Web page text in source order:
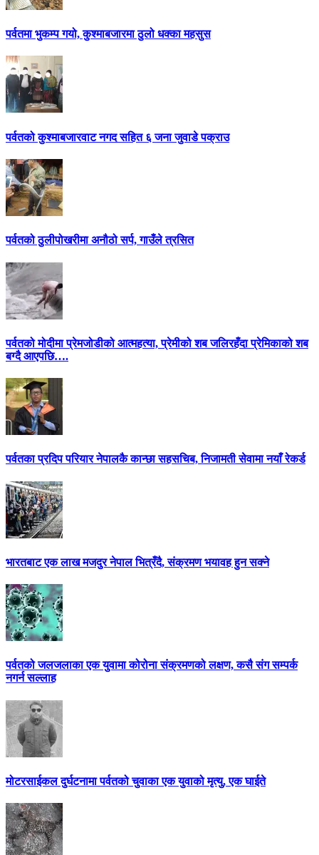
पर्वतमा भुकम्प गयो, कुश्माबजारमा ठुलो धक्का महसुस
पर्वतको कुश्माबजारवाट नगद सहित ६ जना जुवाडे पक्राउ
पर्वतको ठुलीपोखरीमा अनौठो सर्प, गाउँले त्रसित
पर्वतको मोदीमा प्रेमजोडीको आत्महत्या, प्रेमीको शब जलिरहँदा प्रेमिकाको शब
बग्दै आएपछि….
पर्वतका प्रदिप परियार नेपालकै कान्छा सहसचिब, निजामती सेवामा नयाँ रेकर्ड
भारतबाट एक लाख मजदुर नेपाल भित्रँदै, संक्रमण भयावह हुन सक्ने
पर्वतको जलजलाका एक युवामा कोरोना संक्रमणको लक्षण, कसै संग सम्पर्क
नगर्न सल्लाह
मोटरसाईकल दुर्घटनामा पर्वतको चुवाका एक युवाको मृत्यु, एक घाईते